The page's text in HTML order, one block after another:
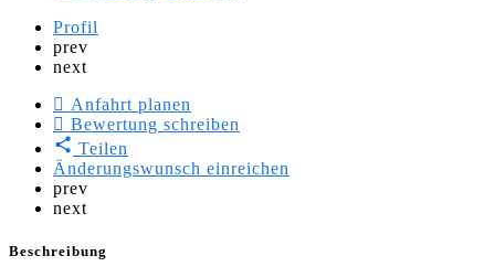
Profil
prev
next
Anfahrt planen
Bewertung schreiben
Teilen
Änderungswunsch einreichen
prev
next
Beschreibung